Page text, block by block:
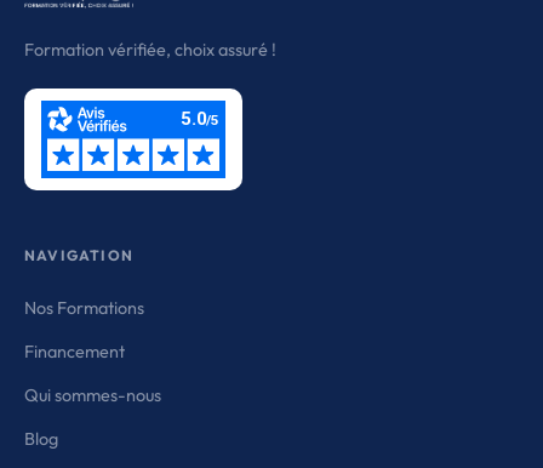
Formation vérifiée, choix assuré !
NAVIGATION
Nos Formations
Financement
Qui sommes-nous
Blog